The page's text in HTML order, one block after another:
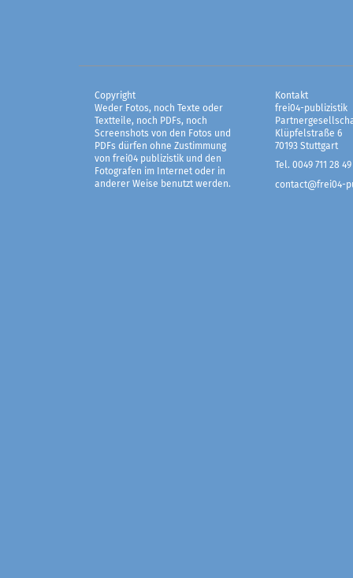
Copyright
Weder Fotos, noch Texte oder
Textteile, noch PDFs, noch
Screenshots von den Fotos und
PDFs dürfen ohne Zustimmung
von frei04 publizistik und den
Fotografen im Internet oder in
anderer Weise benutzt werden.
Kontakt
frei04-publizistik
Klüpfelstraße 6
70193 Stuttgart
Tel. 0049 711 28 49
contact@frei04-